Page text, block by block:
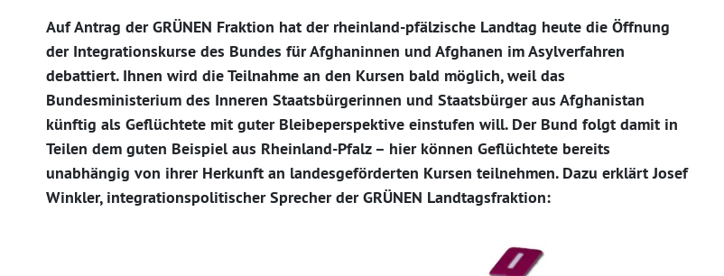
Auf Antrag der GRÜNEN Fraktion hat der rheinland-pfälzische Landtag heute die Öffnung
der Integrationskurse des Bundes für Afghaninnen und Afghanen im Asylverfahren
debattiert. Ihnen wird die Teilnahme an den Kursen bald möglich, weil das
Bundesministerium des Inneren Staatsbürgerinnen und Staatsbürger aus Afghanistan
künftig als Geflüchtete mit guter Bleibeperspektive einstufen will. Der Bund folgt damit in
Teilen dem guten Beispiel aus Rheinland-Pfalz – hier können Geflüchtete bereits
unabhängig von ihrer Herkunft an landesgeförderten Kursen teilnehmen. Dazu erklärt Josef
Winkler, integrationspolitischer Sprecher der GRÜNEN Landtagsfraktion: